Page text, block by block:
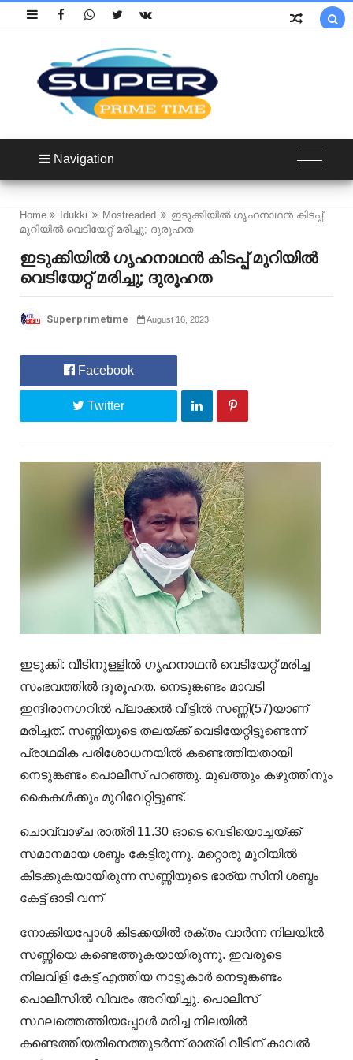

Navigation
Home Idukki Mostreaded
ഇടുക്കിയിൽ ഗൃഹനാഥൻ കിടപ്പ്
മുറിയിൽ വെടിയേറ്റ് മരിച്ചു; ദുരൂഹത
ഇടുക്കിയിൽ ഗൃഹനാഥൻ കിടപ്പ് മുറിയിൽ
വെടിയേറ്റ് മരിച്ചു; ദുരൂഹത
Superprimetime August 16, 2023
Facebook
Twitter
ഇടുക്കി: വീടിനുള്ളിൽ ഗൃഹനാഥൻ വെടിയേറ്റ് മരിച്ച
സംഭവത്തിൽ ദൂരൂഹത. നെടുങ്കണ്ടം മാവടി
ഇന്ദിരാനഗറില്‍ പ്ലാക്കല്‍ വീട്ടില്‍ സണ്ണി(57)യാണ്
മരിച്ചത്. സണ്ണിയുടെ തലയ്ക്ക് വെടിയേറ്റിട്ടുണ്ടെന്ന്
പ്രാഥമിക പരിശോധനയില്‍ കണ്ടെത്തിയതായി
നെടുങ്കണ്ടം പൊലീസ് പറഞ്ഞു. മുഖത്തും കഴുത്തിനും
കൈകള്‍ക്കും മുറിവേറ്റിട്ടുണ്ട്.
ചൊവ്വാഴ്ച രാത്രി 11.30 ഓടെ വെടിയൊച്ചയ്ക്ക്
സമാനമായ ശബ്ദം കേട്ടിരുന്നു. മറ്റൊരു മുറിയില്‍
കിടക്കുകയായിരുന്ന സണ്ണിയുടെ ഭാര്യ സിനി ശബ്ദം
കേട്ട് ഓടി വന്ന്
നോക്കിയപ്പോള്‍ കിടക്കയില്‍ രക്തം വാര്‍ന്ന നിലയില്‍
സണ്ണിയെ കണ്ടെത്തുകയായിരുന്നു. ഇവരുടെ
നിലവിളി കേട്ട് എത്തിയ നാട്ടുകാര്‍ നെടുങ്കണ്ടം
പൊലീസില്‍ വിവരം അറിയിച്ചു. പൊലീസ്
സ്ഥലത്തെത്തിയപ്പോള്‍ മരിച്ച നിലയില്‍
കണ്ടെത്തിയതിനെത്തുടര്‍ന്ന് രാത്രി വീടിന് കാവല്‍